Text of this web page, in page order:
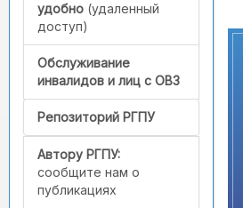
удобно (удаленный
доступ)
Обслуживание
инвалидов и лиц с ОВЗ
Репозиторий РГПУ
Автору РГПУ:
сообщите нам о
публикациях